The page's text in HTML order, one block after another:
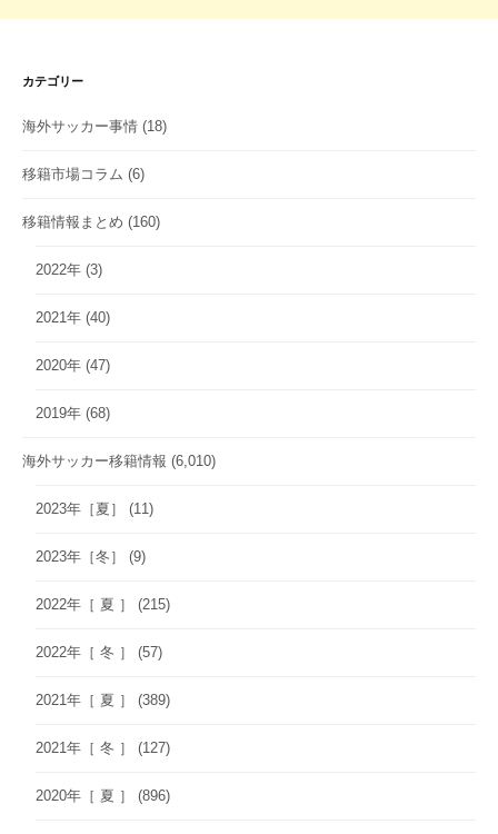
カテゴリー
海外サッカー事情 (18)
移籍市場コラム (6)
移籍情報まとめ (160)
2022年 (3)
2021年 (40)
2020年 (47)
2019年 (68)
海外サッカー移籍情報 (6,010)
2023年［夏］ (11)
2023年［冬］ (9)
2022年［ 夏 ］ (215)
2022年［ 冬 ］ (57)
2021年［ 夏 ］ (389)
2021年［ 冬 ］ (127)
2020年［ 夏 ］ (896)